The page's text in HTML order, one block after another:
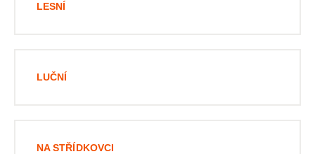
LESNÍ
LUČNÍ
NA STŘÍDKOVCI